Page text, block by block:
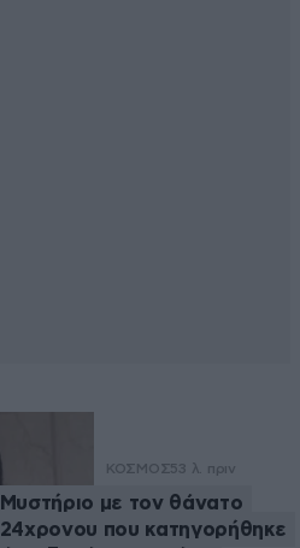
ΚΟΣΜΟΣ53 λ. πριν
Μυστήριο με τον θάνατο
24χρονου που κατηγορήθηκε